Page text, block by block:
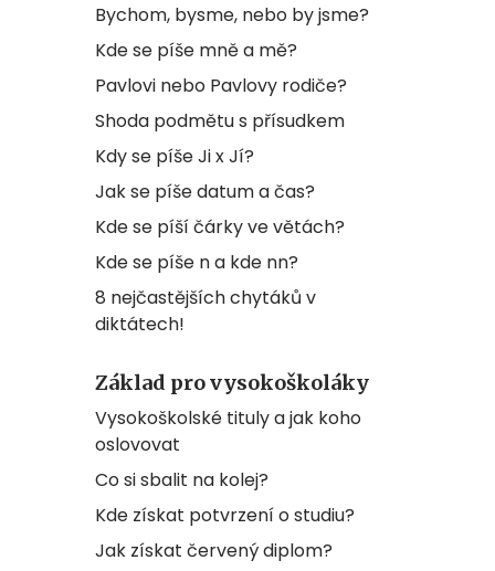
Bychom, bysme, nebo by jsme?
Kde se píše mně a mě?
Pavlovi nebo Pavlovy rodiče?
Shoda podmětu s přísudkem
Kdy se píše Ji x Jí?
Jak se píše datum a čas?
Kde se píší čárky ve větách?
Kde se píše n a kde nn?
8 nejčastějších chytáků v
diktátech!
Základ pro vysokoškoláky
Vysokoškolské tituly a jak koho
oslovovat
Co si sbalit na kolej?
Kde získat potvrzení o studiu?
Jak získat červený diplom?